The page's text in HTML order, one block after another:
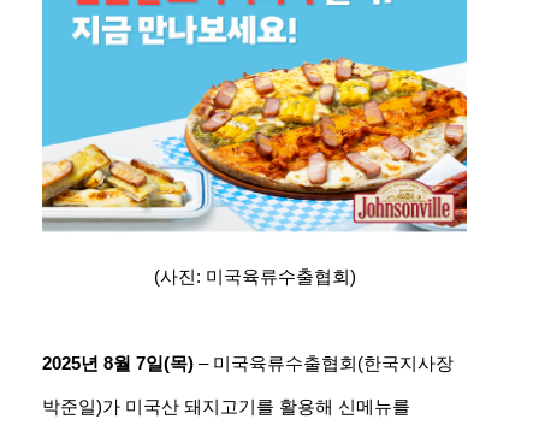
(사진: 미국육류수출협회)
2025년 8월 7일(목) – 미국육류수출협회(한국지사장
박준일)가 미국산 돼지고기를 활용해 신메뉴를